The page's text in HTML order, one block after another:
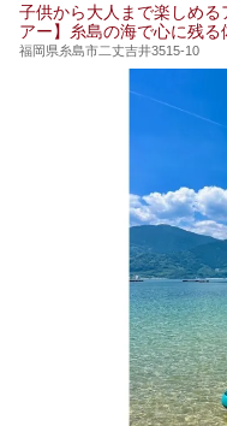
子供から大人まで楽しめ
アー】糸島の海で心に残
福岡県糸島市二丈吉井3515-10